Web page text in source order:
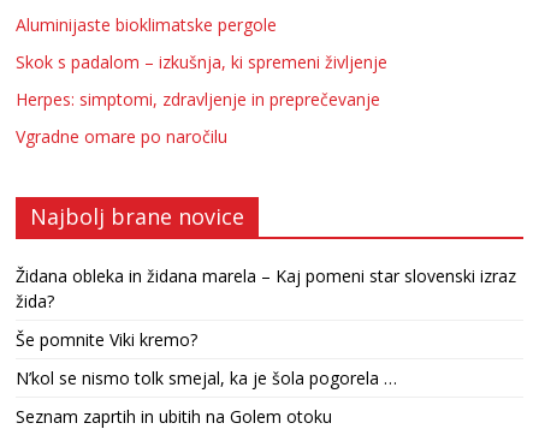
Aluminijaste bioklimatske pergole
Skok s padalom – izkušnja, ki spremeni življenje
Herpes: simptomi, zdravljenje in preprečevanje
Vgradne omare po naročilu
Najbolj brane novice
Židana obleka in židana marela – Kaj pomeni star slovenski izraz
žida?
Še pomnite Viki kremo?
N’kol se nismo tolk smejal, ka je šola pogorela …
Seznam zaprtih in ubitih na Golem otoku